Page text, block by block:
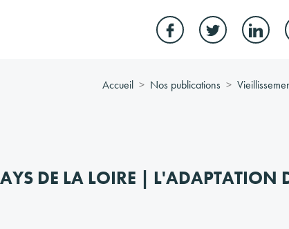
Accueil Nos publications
DE LA LOIRE | L'ADAPTATION